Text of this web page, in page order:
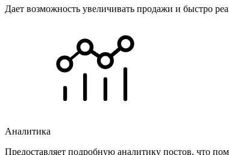
Дает возможность увеличивать продажи и быстро
Аналитика
Предоставляет подробную аналитику постов, что